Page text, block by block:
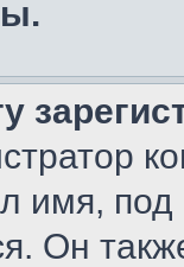
имя,
Он